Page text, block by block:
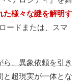
た様々な謎を解明す
ードまたは、スマ
、異象依頼を引き
と超現実が一体とな